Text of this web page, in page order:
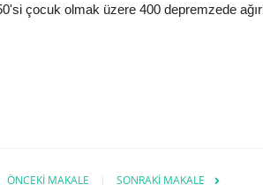
çocuk olmak üzere 400 depremzede
ÖNCEKI MAKALE SONRAKI MAKALE